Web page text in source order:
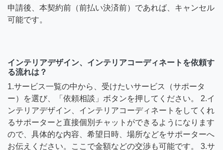
申請後、本契約前（前払い決済前）であれば、キャンセル
可能です。
インテリアデザイン、インテリアコーディネートを依頼す
る流れは？
1.サービス一覧の中から、受けたいサービス（サポータ
ー）を選び、「依頼相談」ボタンを押してください。 2.イ
ンテリアデザイン、インテリアコーディネートをしてくれ
るサポーターと直接個別チャットができるようになります
ので、具体的な内容、希望日時、場所などをサポーターへ
お伝えください。ここで金額などの交渉も可能です。 3.サ